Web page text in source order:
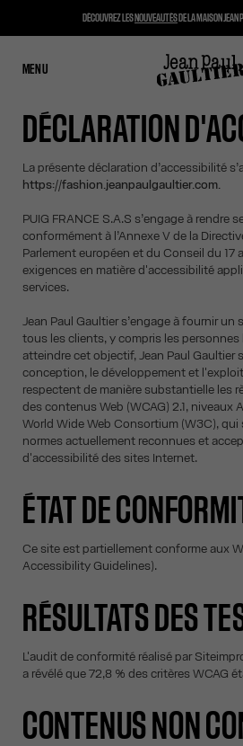
MENU
FERMER
DÉCLARATION
La présente déclaration d’accessibilité
https://fashion.jeanpaulgaultier.com.
PUIG FRANCE S.A.S s’engage à rendre
conformément à l’Annexe V de la
Parlement européen et du Conseil du 17
exigences en matière d'accessibilité
services.
Jean Paul Gaultier s’engage à fournir
tous les clients, y compris les personnes
atteindre cet objectif, Jean Paul Gaultier
conception, le développement et
respectent de manière substantielle les
des contenus Web (WCAG) 2.1, niveaux
World Wide Web Consortium (W3C),
normes actuellement reconnues et
d'accessibilité des sites Internet.
ÉTAT DE
Ce site est partiellement conforme aux
Accessibility Guidelines).
RÉSULTATS DES
L'audit de conformité réalisé par
a révélé que 72,8 % des critères WCAG
CONTENUS NON
DÉCOUVREZ LESNOUVEAUTÉSDE LA MAISON JEAN